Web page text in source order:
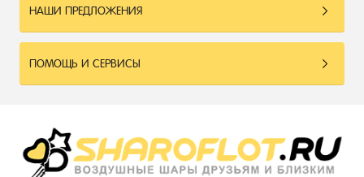
НАШИ ПРЕДЛОЖЕНИЯ
ПОМОЩЬ И СЕРВИСЫ